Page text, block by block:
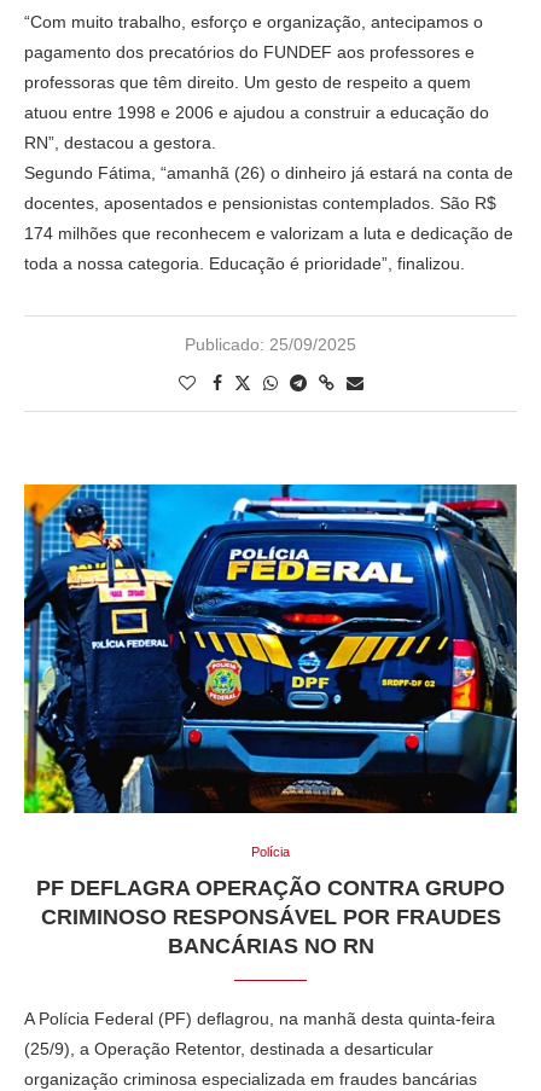
“Com muito trabalho, esforço e organização, antecipamos o
pagamento dos precatórios do FUNDEF aos professores e
professoras que têm direito. Um gesto de respeito a quem
atuou entre 1998 e 2006 e ajudou a construir a educação do
RN”, destacou a gestora.
Segundo Fátima, “amanhã (26) o dinheiro já estará na conta de
docentes, aposentados e pensionistas contemplados. São R$
174 milhões que reconhecem e valorizam a luta e dedicação de
toda a nossa categoria. Educação é prioridade”, finalizou.
Publicado: 25/09/2025
Polícia
PF DEFLAGRA OPERAÇÃO CONTRA GRUPO
CRIMINOSO RESPONSÁVEL POR FRAUDES
BANCÁRIAS NO RN
A Polícia Federal (PF) deflagrou, na manhã desta quinta-feira
(25/9), a Operação Retentor, destinada a desarticular
organização criminosa especializada em fraudes bancárias